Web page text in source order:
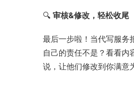
🔍 审核&修改，轻松收尾
最后一步啦！当代写服务
自己的责任不是？看看内
说，让他们修改到你满意